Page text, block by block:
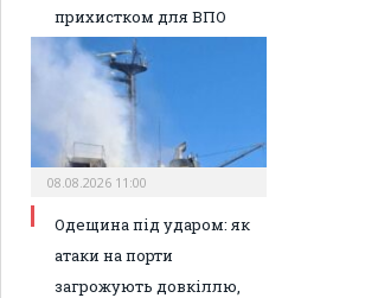
прихистком для ВПО
08.08.2026 11:00
Одещина під ударом: як
атаки на порти
загрожують довкіллю,